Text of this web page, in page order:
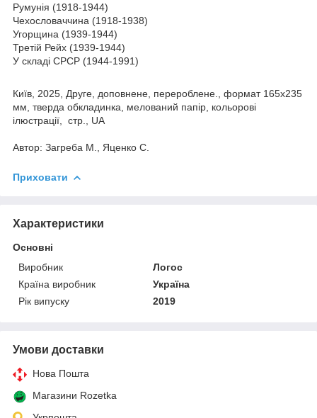
Румунія (1918-1944)
Чехословаччина (1918-1938)
Угорщина (1939-1944)
Третій Рейх (1939-1944)
У складі СРСР (1944-1991)
Київ, 2025, Друге, доповнене, перероблене., формат 165x235
мм, тверда обкладинка, мелований папір, кольорові
ілюстрації, стр., UA
Автор: Загреба М., Яценко С.
Приховати
Характеристики
Основні
Виробник
Логос
Країна виробник
Україна
Рік випуску
2019
Умови доставки
Нова Пошта
Магазини Rozetka